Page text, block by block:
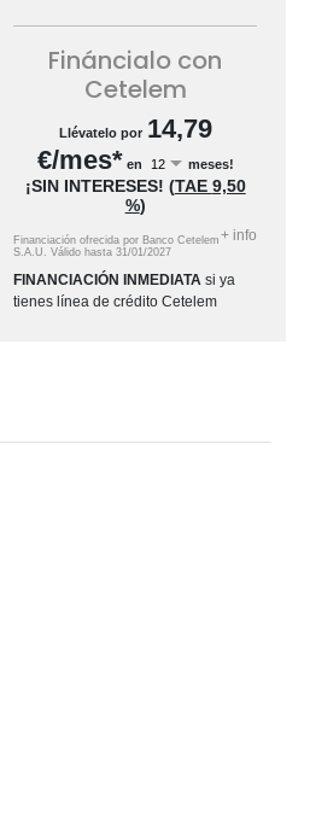
Fináncialo con
Cetelem
Llévatelo por 14,79
€/mes* en meses!
¡SIN INTERESES! (TAE 9,50
%)
Financiación ofrecida por Banco Cetelem
S.A.U.Válido hasta31/01/2027
+ info
FINANCIACIÓN INMEDIATA si ya
tienes línea de crédito Cetelem